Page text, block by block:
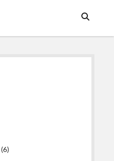
(6)